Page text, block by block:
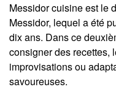
Messidor cuisine est le
Messidor, lequel a été
dix ans. Dans ce
consigner des recettes,
improvisations ou
savoureuses.